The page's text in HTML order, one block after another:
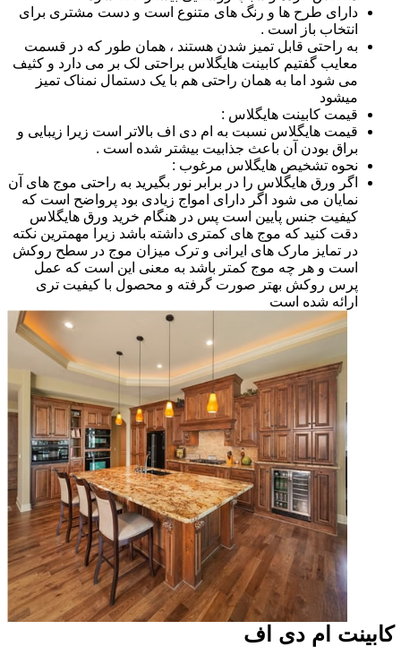
دارای طرح ها و رنگ های متنوع است و دست مشتری برای
انتخاب باز است .
به راحتی قابل تمیز شدن هستند ، همان طور که در قسمت
معایب گفتیم کابینت هایگلاس براحتی لک بر می دارد و کثیف
می شود اما به همان راحتی هم با یک دستمال نمناک تمیز
میشود
قیمت کابینت هایگلاس :
قیمت هایگلاس نسبت به ام دی اف بالاتر است زیرا زیبایی و
براق بودن آن باعث جذابیت بیشتر شده است .
نحوه تشخیص هایگلاس مرغوب :
اگر ورق هایگلاس را در برابر نور بگیرید به راحتی موج های آن
نمایان می شود اگر دارای امواج زیادی بود پرواضح است که
کیفیت جنس پایین است پس در هنگام خرید ورق هایگلاس
دقت کنید که موج های کمتری داشته باشد زیرا مهمترین نکته
در تمایز مارک های ایرانی و ترک میزان موج در سطح روکش
است و هر چه موج کمتر باشد به معنی این است که عمل
پرس روکش بهتر صورت گرفته و محصول با کیفیت تری
ارائه شده است
کابینت ام دی اف